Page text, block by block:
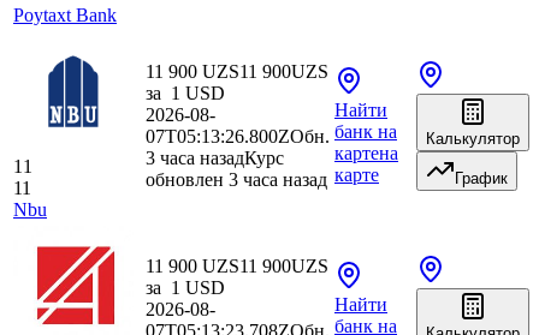
Poytaxt Bank
11
11
Nbu
11 900 UZS11 900UZS
за 1 USD
2026-08-
07T05:13:26.800ZОбн.
3 часа назадКурс
обновлен 3 часа назад
Найти
банк на
картена
карте
Калькулятор
График
11 900 UZS11 900UZS
за 1 USD
2026-08-
07T05:13:23.708ZОбн.
Найти
банк на